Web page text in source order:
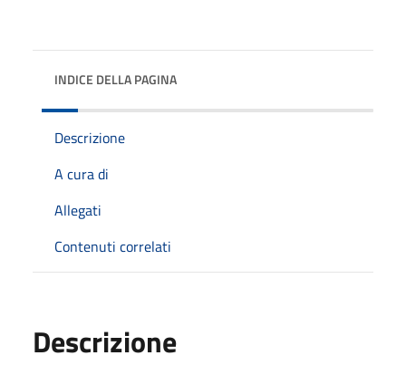
INDICE DELLA PAGINA
Descrizione
A cura di
Allegati
Contenuti correlati
Descrizione